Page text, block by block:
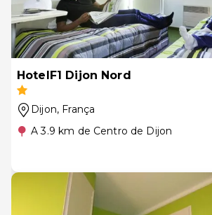
HotelF1 Dijon Nord
Dijon, França
A 3.9 km de Centro de Dijon